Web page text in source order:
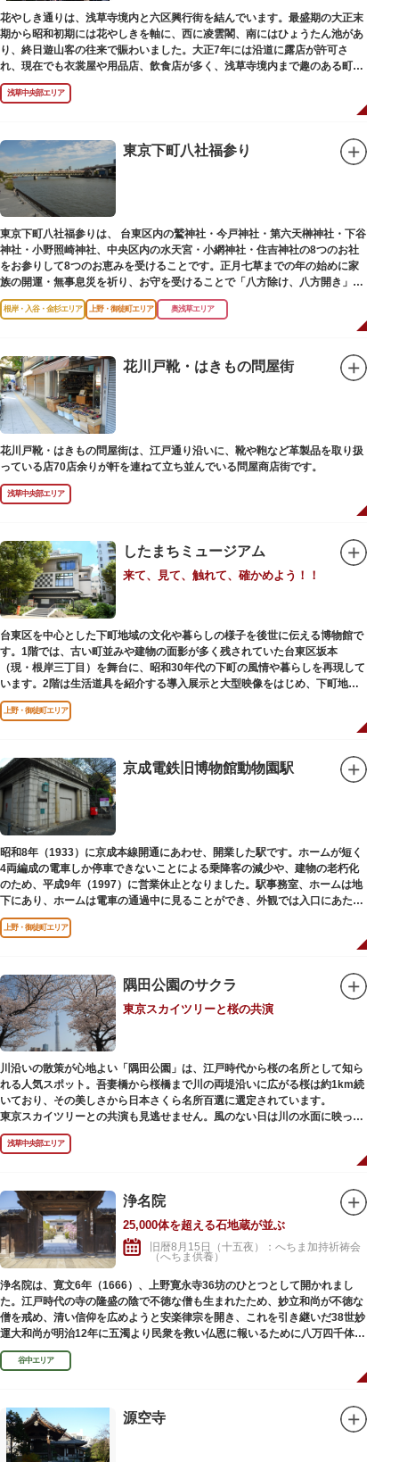
花やしき通りは、浅草寺境内と六区興行街を結んでいます。最盛期の大正末
期から昭和初期には花やしきを軸に、西に凌雲閣、南にはひょうたん池があ
り、終日遊山客の往来で賑わいました。大正7年には沿道に露店が許可さ
れ、現在でも衣裳屋や用品店、飲食店が多く、浅草寺境内まで趣のある町並
みが続いています。
浅草中央部エリア
東京下町八社福参り
東京下町八社福参りは、 台東区内の鷲神社・今戸神社・第六天榊神社・下谷
神社・小野照崎神社、中央区内の水天宮・小網神社・住吉神社の8つのお社
をお参りして8つのお恵みを受けることです。正月七草までの年の始めに家
族の開運・無事息災を祈り、お守を受けることで「八方除け、八方開き」に
も通じます。
根岸・入谷・金杉エリア 上野・御徒町エリア 奥浅草エリア
花川戸靴・はきもの問屋街
花川戸靴・はきもの問屋街は、江戸通り沿いに、靴や鞄など革製品を取り扱
っている店70店余りが軒を連ねて立ち並んでいる問屋商店街です。
浅草中央部エリア
したまちミュージアム
来て、見て、触れて、確かめよう！！
台東区を中心とした下町地域の文化や暮らしの様子を後世に伝える博物館で
す。1階では、古い町並みや建物の面影が多く残されていた台東区坂本
（現・根岸三丁目）を舞台に、昭和30年代の下町の風情や暮らしを再現して
います。2階は生活道具を紹介する導入展示と大型映像をはじめ、下町地域
の歴史や出来事をたどることのできる資料を展示しています。また3階には
企画展示室と、道具や玩具を体験し、調べることができるしたまち情報コー
上野・御徒町エリア
京成電鉄旧博物館動物園駅
昭和8年（1933）に京成本線開通にあわせ、開業した駅です。ホームが短く
4両編成の電車しか停車できないことによる乗降客の減少や、建物の老朽化
のため、平成9年（1997）に営業休止となりました。駅事務室、ホームは地
下にあり、ホームは電車の通過中に見ることができ、外観では入口にあたる
建物を見ることができます。
上野・御徒町エリア
隅田公園のサクラ
東京スカイツリーと桜の共演
川沿いの散策が心地よい「隅田公園」は、江戸時代から桜の名所として知ら
れる人気スポット。吾妻橋から桜橋まで川の両堤沿いに広がる桜は約1km続
いており、その美しさから日本さくら名所百選に選定されています。
東京スカイツリーとの共演も見逃せません。風のない日は川の水面に映った
「逆さスカイツリー」と桜のコラボレーションも楽しめます。シーズン中は
夜桜がライトアップされ、日中とは異なる幻想的な雰囲気に包まれるのも魅
力のひとつ。屋形船や水上バスも運航しているので、いつもと違った目線の
浅草中央部エリア
浄名院
25,000体を超える石地蔵が並ぶ
旧暦8月15日（十五夜）：へちま加持祈祷会
（へちま供養）
浄名院は、寛文6年（1666）、上野寛永寺36坊のひとつとして開かれまし
た。江戸時代の寺の隆盛の陰で不徳な僧も生まれたため、妙立和尚が不徳な
僧を戒め、清い信仰を広めようと安楽律宗を開き、これを引き継いだ38世妙
運大和尚が明治12年に五濁より民衆を救い仏恩に報いるために八万四千体の
石地蔵建立を発願しました。現在では2万５千体を超える像が造立されてい
ます。谷中エリア
源空寺